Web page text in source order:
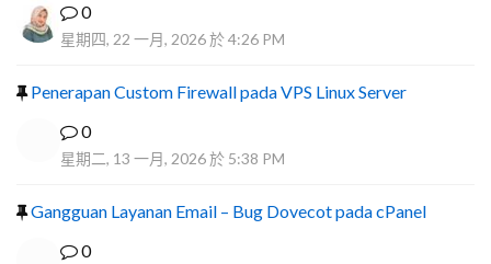
0
星期四, 22 一月, 2026 於 4:26 PM
Penerapan Custom Firewall pada VPS Linux Server
0
星期二, 13 一月, 2026 於 5:38 PM
Gangguan Layanan Email – Bug Dovecot pada cPanel
0